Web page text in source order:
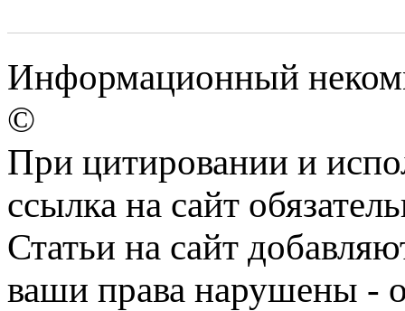
Информационный
©
При цитировании и
ссылка на сайт
Статьи на сайт
ваши права нарушены -